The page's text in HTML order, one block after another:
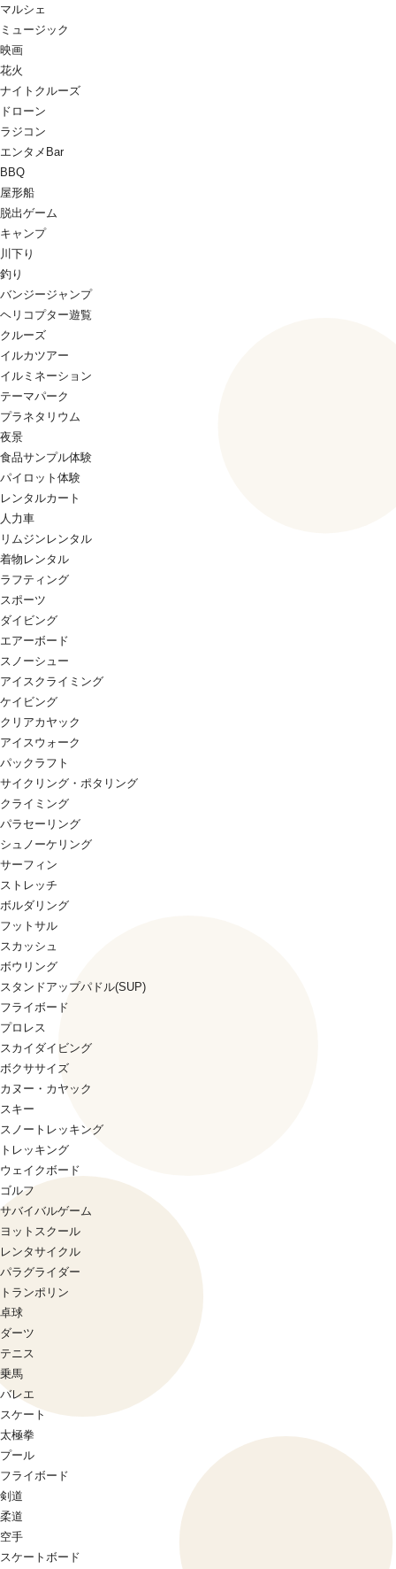
マルシェ
ミュージック
映画
花火
ナイトクルーズ
ドローン
ラジコン
エンタメBar
BBQ
屋形船
脱出ゲーム
キャンプ
川下り
釣り
バンジージャンプ
ヘリコプター遊覧
クルーズ
イルカツアー
イルミネーション
テーマパーク
プラネタリウム
夜景
食品サンプル体験
パイロット体験
レンタルカート
人力車
リムジンレンタル
着物レンタル
ラフティング
スポーツ
ダイビング
エアーボード
スノーシュー
アイスクライミング
ケイビング
クリアカヤック
アイスウォーク
パックラフト
サイクリング・ポタリング
クライミング
パラセーリング
シュノーケリング
サーフィン
ストレッチ
ボルダリング
フットサル
スカッシュ
ボウリング
スタンドアップパドル(SUP)
フライボード
プロレス
スカイダイビング
ボクササイズ
カヌー・カヤック
スキー
スノートレッキング
トレッキング
ウェイクボード
ゴルフ
サバイバルゲーム
ヨットスクール
レンタサイクル
パラグライダー
トランポリン
卓球
ダーツ
テニス
乗馬
バレエ
スケート
太極拳
プール
フライボード
剣道
柔道
空手
スケートボード